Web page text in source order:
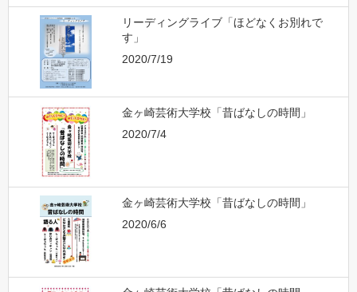
リーディングライブ「ほどなくお別れで
す」
2020/7/19
金ヶ崎芸術大学校「昔ばなしの時間」
2020/7/4
金ヶ崎芸術大学校「昔ばなしの時間」
2020/6/6